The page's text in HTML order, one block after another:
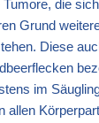
die
Grund
Diese
im
allen